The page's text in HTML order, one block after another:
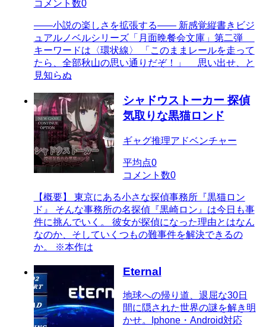
コメント数0
――小説の楽しさを拡張する―― 新感覚縦書きビジ
ュアルノベルシリーズ「月面晩餐会文庫」第二弾
キーワードは〈環状線〉 「このままレールを走って
たら、全部秋山の思い通りだぞ！」 思い出せ、と
見知らぬ
シャドウストーカー 探偵
気取りな黒猫ロンド
ギャグ推理アドベンチャー
平均点0
コメント数0
【概要】 東京にある小さな探偵事務所『黒猫ロン
ド』 そんな事務所の名探偵『黒崎ロン』は今日も事
件に挑んでいく。 彼女が探偵になった理由とはなん
なのか、そしていくつもの難事件を解決できるの
か。 ※本作は
Eternal
地球への帰り道、退屈な30日
間に隠された世界の謎を解き明
かせ。Iphone・Android対応